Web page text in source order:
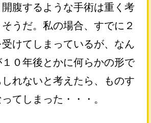
腹するような手術は重く考
うだ。私の場合、すでに２
けてしまっているが、なん
０年後とかに何らかの形で
れないと考えたら、ものす
てしまった・・・。